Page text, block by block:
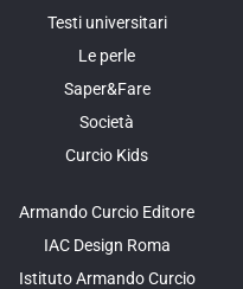
Testi universitari
Le perle
Saper&Fare
Società
Curcio Kids
Armando Curcio Editore
IAC Design Roma
Istituto Armando Curcio